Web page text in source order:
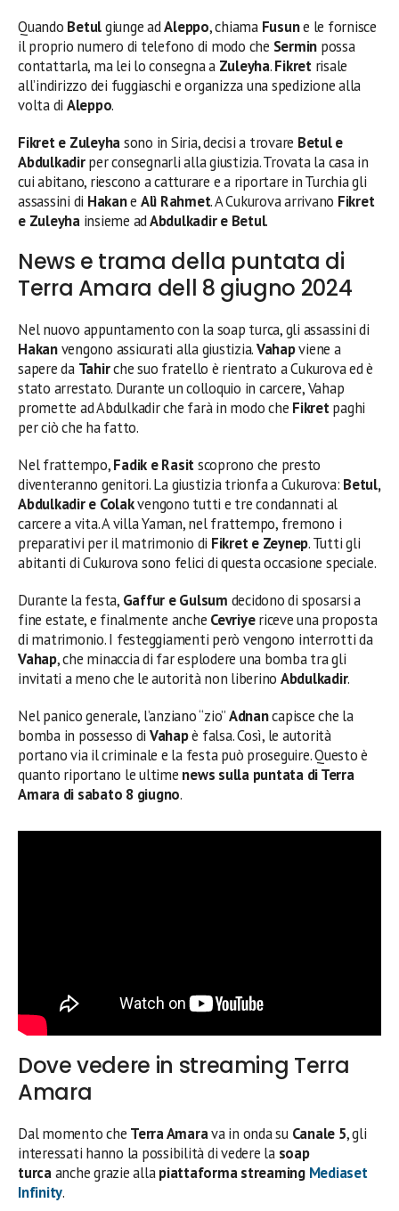
Quando Betulgiunge adAleppo, chiama Fusune le fornisce
il proprio numero di telefono di modo che Sermin possa
contattarla, ma lei lo consegna a Zuleyha.Fikretrisale
all’indirizzo dei fuggiaschi e organizza una spedizione alla
volta di Aleppo.
Fikret e Zuleyhasono in Siria, decisi a trovare Betul e
Abdulkadirper consegnarli alla giustizia. Trovata la casa in
cui abitano, riescono a catturare e a riportare in Turchia gli
assassini di Hakane Alì Rahmet. A Cukurova arrivano Fikret
e Zuleyhainsieme adAbdulkadir e Betul.
News e trama della puntata di
Terra Amara dell 8 giugno 2024
Nel nuovo appuntamento con la soap turca, gli assassini di
Hakanvengono assicurati alla giustizia.Vahapviene a
sapere da Tahirche suo fratello è rientrato a Cukurova ed è
stato arrestato. Durante un colloquio in carcere, Vahap
promette ad Abdulkadir che farà in modo che Fikretpaghi
per ciò che ha fatto.
Nel frattempo,Fadik e Rasitscoprono che presto
diventeranno genitori. La giustizia trionfa a Cukurova: Betul,
Abdulkadir e Colakvengono tutti e tre condannati al
carcere a vita. A villa Yaman, nel frattempo, fremono i
preparativi per il matrimonio di Fikret e Zeynep. Tutti gli
abitanti di Cukurova sono felici di questa occasione speciale.
Durante la festa, Gaffur e Gulsum decidono di sposarsi a
fine estate, e finalmente anche Cevriyericeve una proposta
di matrimonio. I festeggiamenti però vengono interrotti da
Vahap, che minaccia di far esplodere una bomba tra gli
invitati a meno che le autorità non liberino Abdulkadir.
Nel panico generale, l’anziano “zio”Adnancapisce che la
bomba in possesso di Vahapè falsa. Così, le autorità
portano via il criminale e la festa può proseguire. Questo è
quanto riportano le ultime news sulla puntata di Terra
Amara di sabato 8 giugno.
Dove vedere in streaming Terra
Amara
Dal momento che Terra Amarava in onda su Canale 5, gli
interessati hanno la possibilità di vedere la soap
turcaanche grazie allapiattaforma streaming Mediaset
Infinity.